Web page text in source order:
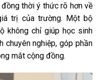
thời ý thức rõ hơn về
trị của trường. Một bộ
không chỉ giúp học sinh
chuyên nghiệp, góp phần
mắt cộng đồng.